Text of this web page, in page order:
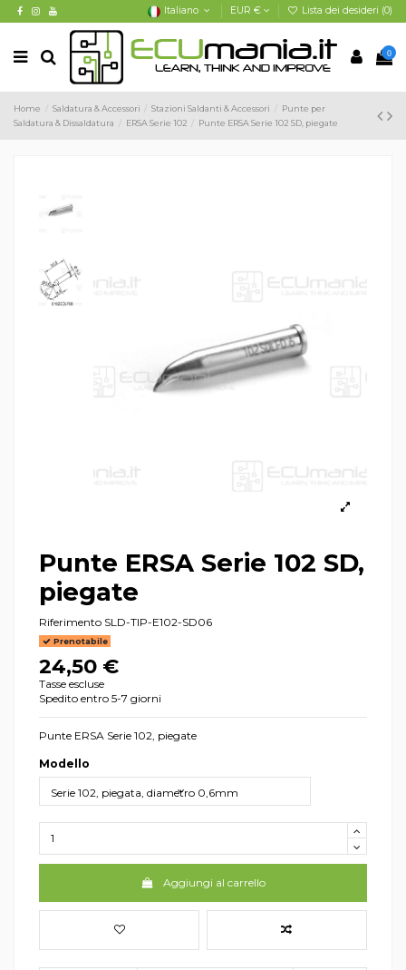
Italiano EUR € Lista dei desideri (0)
0
Home Saldatura & Accessori Stazioni Saldanti & Accessori
Punte per
Saldatura & Dissaldatura
ERSA Serie 102 Punte ERSA Serie 102 SD, piegate
Punte ERSA Serie 102 SD,
piegate
Riferimento SLD-TIP-E102-SD06
Prenotabile
24,50 €
Tasse escluse
Spedito entro 5-7 giorni
Punte ERSA Serie 102, piegate
Modello
Aggiungi al carrello